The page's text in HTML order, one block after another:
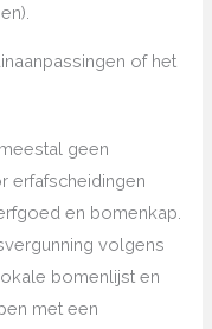
of het
geen
erfafscheidingen
en bomenkap.
volgens
bomenlijst en
met een